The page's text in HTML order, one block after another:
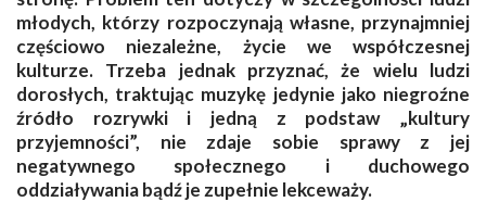
młodych, którzy rozpoczynają własne, przynajmniej
częściowo niezależne, życie we współczesnej
kulturze. Trzeba jednak przyznać, że wielu ludzi
dorosłych, traktując muzykę jedynie jako niegroźne
źródło rozrywki i jedną z podstaw „kultury
przyjemności”, nie zdaje sobie sprawy z jej
negatywnego społecznego i duchowego
oddziaływania bądź je zupełnie lekceważy.